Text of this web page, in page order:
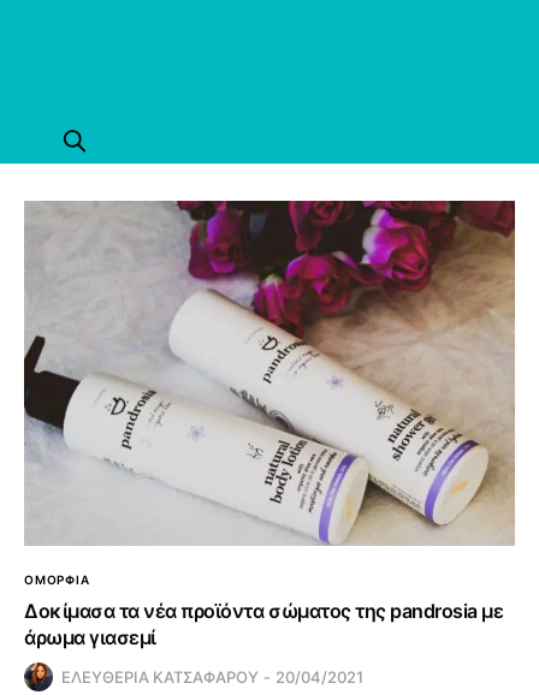
ΟΜΟΡΦΙΑ
Δοκίμασα τα νέα προϊόντα σώματος της pandrosia με
άρωμα γιασεμί
ΕΛΕΥΘΕΡΙΑ ΚΑΤΣΑΦΑΡΟΥ 20/04/2021